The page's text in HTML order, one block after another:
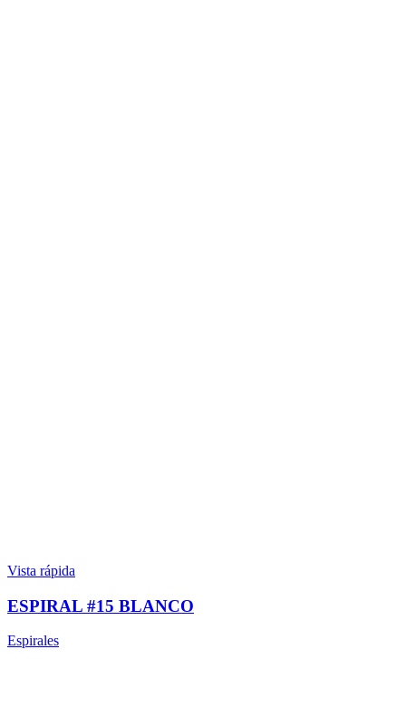
Vista rápida
ESPIRAL #15 BLANCO
Espirales